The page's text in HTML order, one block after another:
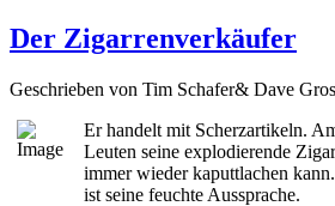
Der Zigarrenverkäufer
Geschrieben von Tim Schafer& Dave
Er handelt mit Scherzartikeln.
Leuten seine explodierende
immer wieder kaputtlachen
ist seine feuchte Aussprache.